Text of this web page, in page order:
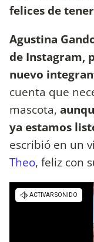
felices de
Agustina
de Instagram,
nuevo
cuenta que
mascota,
ya estamos
escribió en un
Theo, feliz con